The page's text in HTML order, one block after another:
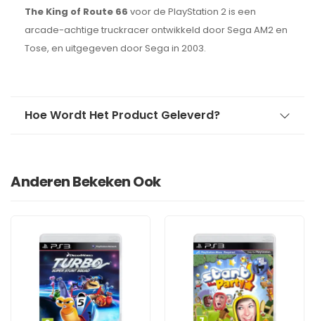
The King of Route 66 voor de PlayStation 2 is een
arcade-achtige truckracer ontwikkeld door Sega AM2 en
Tose, en uitgegeven door Sega in 2003.
Hoe Wordt Het Product Geleverd?
Anderen Bekeken Ook